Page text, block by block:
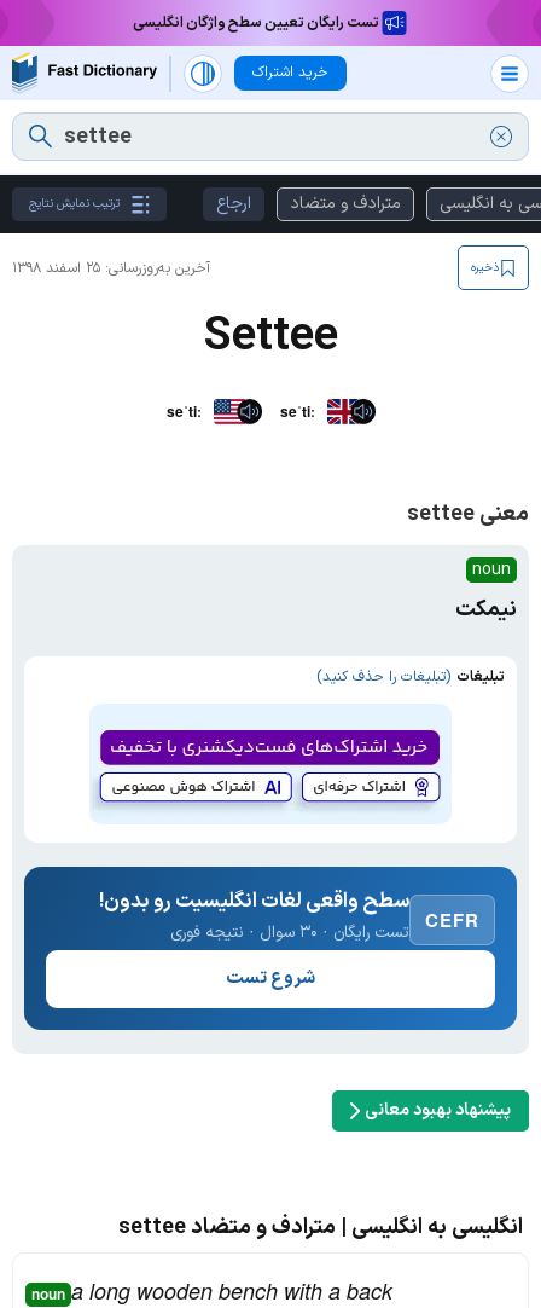
تست رایگان تعیین سطح واژگان انگلیسی
خرید اشتراک
به انگلیسی مترادف و متضاد ارجاع ترتیب نمایش نتایج
آخرین به‌روزرسانی: ۲۵ اسفند ۱۳۹۸ ذخیره
Settee
seˈtiː seˈtiː
معنی settee
noun
نیمکت
تبلیغات (تبلیغات را حذف کنید)
CEFR
سطح واقعی لغات انگلیسیت رو بدون!
تست رایگان · ۳۰ سوال · نتیجه فوری
شروع تست
پیشنهاد بهبود معانی
انگلیسی به انگلیسی | مترادف و متضاد settee
noun a long wooden bench with a back